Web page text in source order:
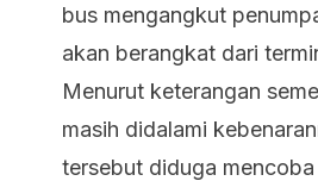
bus mengangkut
akan berangkat dari
Menurut keterangan
masih didalami
tersebut diduga